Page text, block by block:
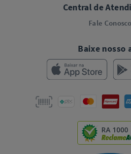
Central de
Fale Conosco
Baixe nosso
RA 1000